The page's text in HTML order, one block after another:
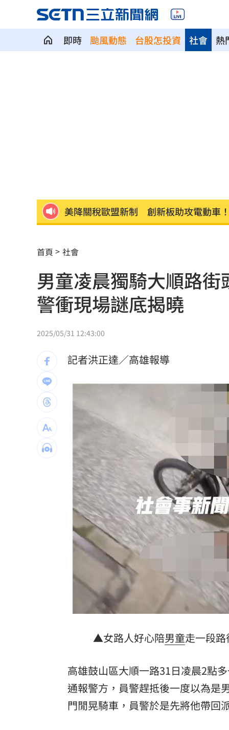
即時 颱風動態 台股怎投資 熱
社會
美降關稅歐盟新制 創新板助攻電動車
外資狂砍！國家隊3億護盤「 這檔金融
養生村倒了怎麼辦？永豐信託「專款專
遭台灣父母折磨？黃仁勳吐心聲
慶祝退休返家途中 她埋下未爆彈
智財局進駐文博會！連辦7天免費諮詢
記憶體加金融雙王牌 這檔瞄準韓股長
台中社宅驚見中國國徽！網全炸鍋
瞄準胃癌新療法 醣聯啟動一期臨床試
到了機場才知出不去！中國爆鎖國新法
7年前遭譏傻逼！他逆襲超車中國前首富
女兒一句話 兩老退休生活全變調 03:05
記憶體產能全被大廠包下 驚人漲價潮
台灣彩券開獎直播中
LIVE三立+24小時直播 15:27
三立iNEWS新聞台線上直播 18:00
理想混蛋號召粉絲跨海追星吃美食！
首頁 社會
男童凌晨獨騎大順路
警衝現場謎底揭曉
2025/05/31 12:43:00
記者洪正達／高雄報導
▲女路人好心陪男童走一段
高雄鼓山區大順一路31日凌晨2點
通報警方，員警趕抵後一度以為是
門閒晃騎車，員警於是先將他帶回